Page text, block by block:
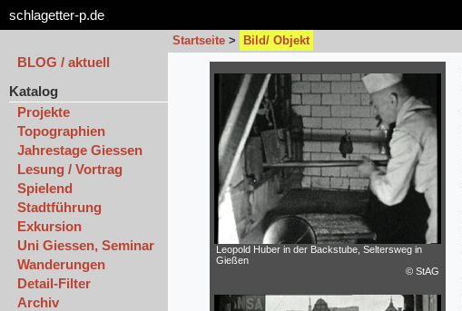
schlagetter-p.de
Startseite > Bild/ Objekt
BLOG / aktuell
Katalog
Projekte
Topographien
Jahrestage Giessen
Lesung / Vortrag
Spielend
Stadtführung
Exkursion
Uni Giessen, Seminar
Wanderungen
Detail-Filter
Archiv
Leopold Huber in der Backstube, Seltersweg in
Gießen
© StAG